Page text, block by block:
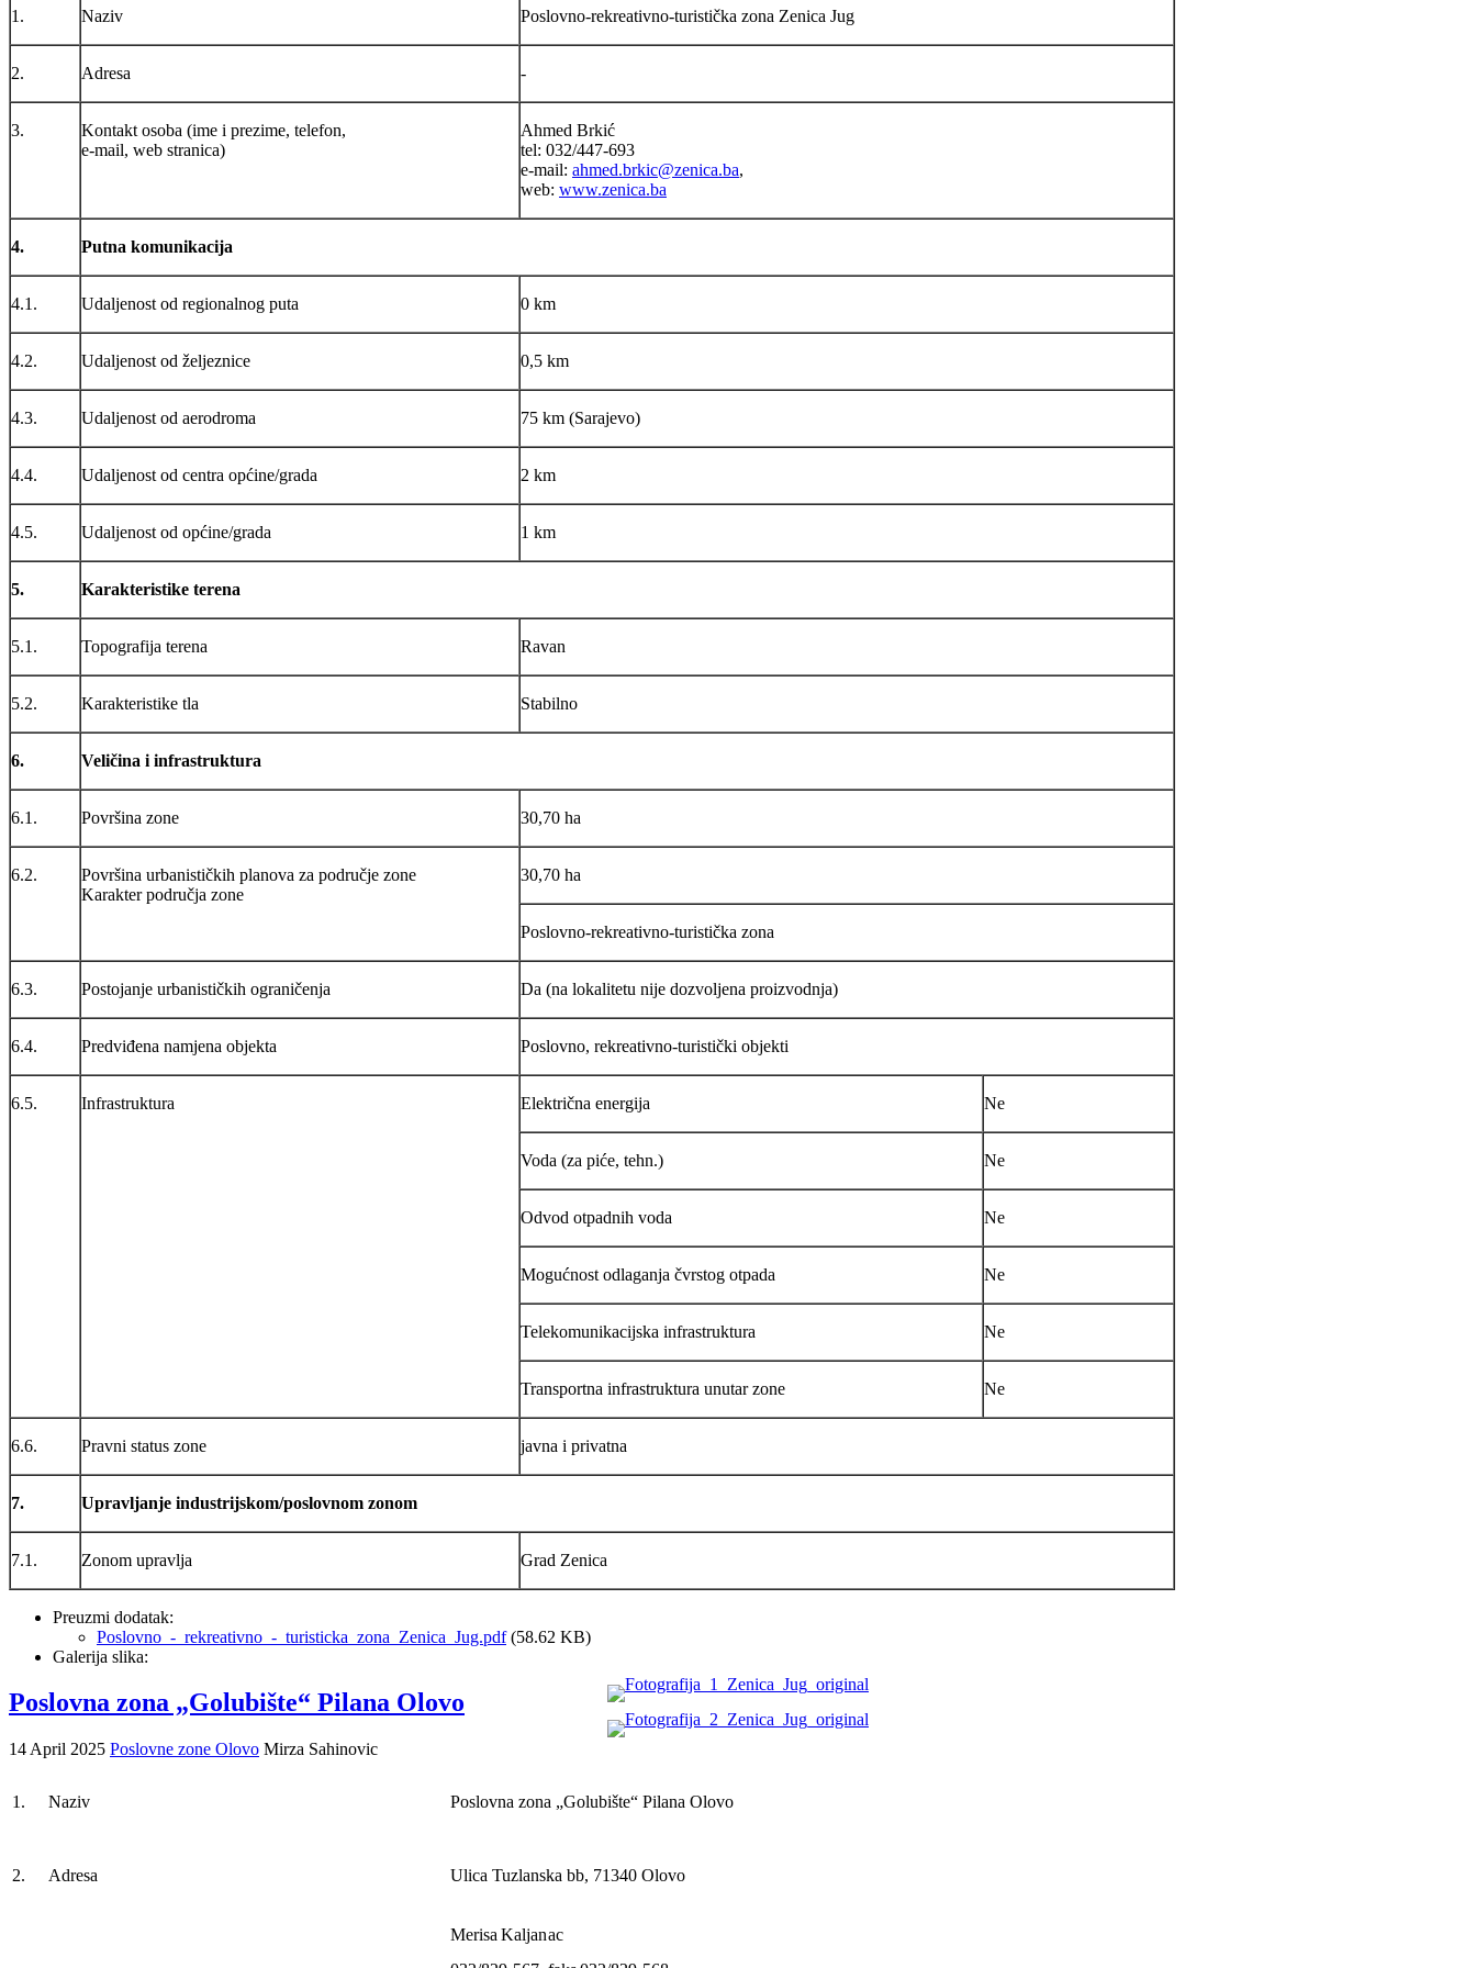
1. Naziv Poslovno-rekreativno-turistička zona Zenica Jug
2. Adresa -
3.
Kontakt osoba (ime i prezime, telefon,
e-mail, web stranica)
Ahmed Brkić
tel: 032/447-693
e-mail: ahmed.brkic@zenica.ba,
web: www.zenica.ba
4. Putna komunikacija
4.1. Udaljenost od regionalnog puta 0 km
4.2. Udaljenost od željeznice 0,5 km
4.3. Udaljenost od aerodroma 75 km (Sarajevo)
4.4. Udaljenost od centra općine/grada 2 km
4.5. Udaljenost od općine/grada 1 km
5. Karakteristike terena
5.1. Topografija terena Ravan
5.2. Karakteristike tla Stabilno
6. Veličina i infrastruktura
6.1. Površina zone 30,70 ha
6.2.
Površina urbanističkih planova za područje zone
Karakter područja zone
30,70 ha
Poslovno-rekreativno-turistička zona
6.3. Postojanje urbanističkih ograničenja Da (na lokalitetu nije dozvoljena proizvodnja)
6.4. Predviđena namjena objekta Poslovno, rekreativno-turistički objekti
6.5. Infrastruktura Električna energija Ne
Voda (za piće, tehn.) Ne
Odvod otpadnih voda Ne
Mogućnost odlaganja čvrstog otpada Ne
Telekomunikacijska infrastruktura Ne
Transportna infrastruktura unutar zone Ne
6.6. Pravni status zone javna i privatna
7. Upravljanje industrijskom/poslovnom zonom
7.1. Zonom upravlja Grad Zenica
Preuzmi dodatak:
Poslovno_-_rekreativno_-_turisticka_zona_Zenica_Jug.pdf(58.62 KB)
Galerija slika:
Poslovna zona „Golubište“ Pilana Olovo
14 April 2025 Poslovne zone Olovo Mirza Sahinovic
1. Naziv Poslovna zona „Golubište“ Pilana Olovo
2. Adresa Ulica Tuzlanska bb, 71340 Olovo
Merisa Kaljanac